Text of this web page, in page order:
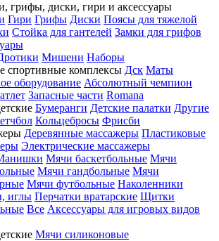
грифы, диски, гири и аксессуары
Гири Грифы Диски Поясы для тяжелой
Стойка для гантелей Замки для грифов
Мишени Наборы
спортивные комплексы Дск Маты
оборудование Абсолютный чемпион
Запасные части Romana
Бумеранги Детские палатки Другие
Кольцебросы Фрисби
Деревянные массажеры Пластиковые
Электрические массажеры
Мячи баскетбольные Мячи
Мячи гандбольные Мячи
Мячи футбольные Наколенники
иглы Перчатки вратарские Щитки
Все Аксессуары для игровых видов
Мячи силиконовые